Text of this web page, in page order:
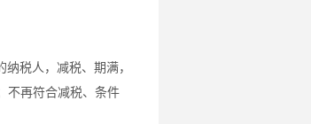
税人，减税、期满，
不再符合减税、条件